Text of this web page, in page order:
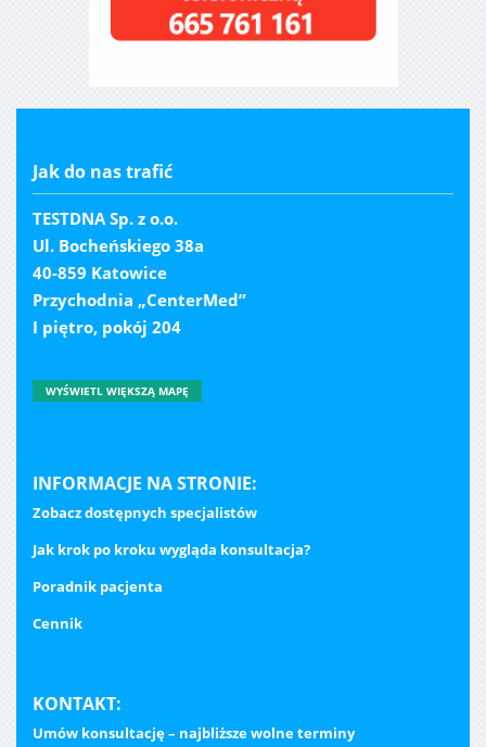
Jak do nas trafić
TESTDNA Sp. z o.o.
Ul. Bocheńskiego 38a
40-859 Katowice
Przychodnia „CenterMed”
I piętro, pokój 204
WYŚWIETL WIĘKSZĄ MAPĘ
INFORMACJE NA STRONIE:
Zobacz dostępnych specjalistów
Jak krok po kroku wygląda konsultacja?
Poradnik pacjenta
Cennik
KONTAKT:
Umów konsultację – najbliższe wolne terminy